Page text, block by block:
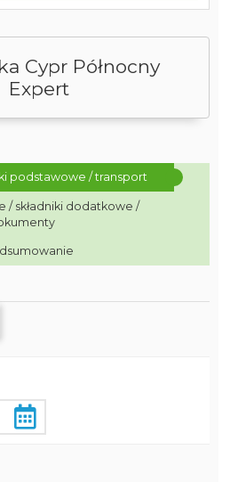
Cypr Północny
Expert
podstawowe / transport
/ składniki dodatkowe /